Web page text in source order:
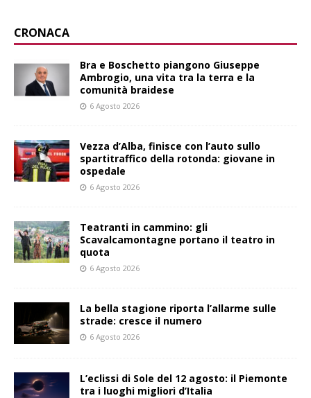
CRONACA
Bra e Boschetto piangono Giuseppe
Ambrogio, una vita tra la terra e la
comunità braidese
6 Agosto 2026
Vezza d’Alba, finisce con l’auto sullo
spartitraffico della rotonda: giovane in
ospedale
6 Agosto 2026
Teatranti in cammino: gli
Scavalcamontagne portano il teatro in
quota
6 Agosto 2026
La bella stagione riporta l’allarme sulle
strade: cresce il numero
6 Agosto 2026
L’eclissi di Sole del 12 agosto: il Piemonte
tra i luoghi migliori d’Italia